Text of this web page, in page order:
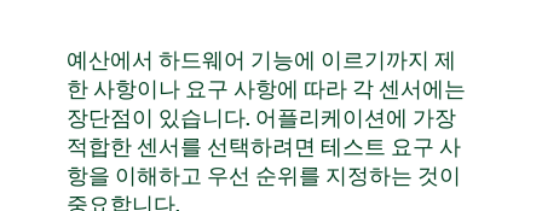
예산에서 하드웨어 기능에 이르기까지 제
한 사항이나 요구 사항에 따라 각 센서에는
장단점이 있습니다. 어플리케이션에 가장
적합한 센서를 선택하려면 테스트 요구 사
항을 이해하고 우선 순위를 지정하는 것이
중요합니다.